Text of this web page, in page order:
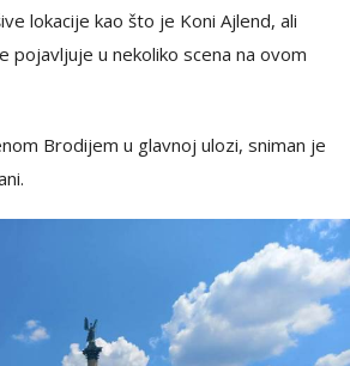
lokacije kao što je Koni Ajlend, ali
pojavljuje u nekoliko scena na ovom
Brodijem u glavnoj ulozi, sniman je